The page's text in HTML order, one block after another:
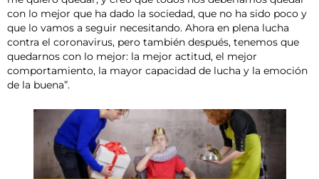
con lo mejor que ha dado la sociedad, que no ha sido poco y
que lo vamos a seguir necesitando. Ahora en plena lucha
contra el coronavirus, pero también después, tenemos que
quedarnos con lo mejor: la mejor actitud, el mejor
comportamiento, la mayor capacidad de lucha y la emoción
de la buena”.